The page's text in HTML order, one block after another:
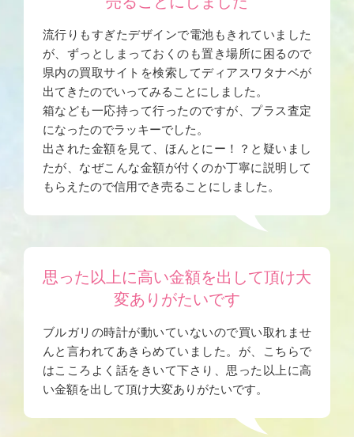
流行りもすぎたデザインで電池もきれていました
が、ずっとしまっておくのも置き場所に困るので
県内の買取サイトを検索してディアスワタナベが
出てきたのでいってみることにしました。
箱なども一応持って行ったのですが、プラス査定
になったのでラッキーでした。
出された金額を見て、ほんとにー！？と疑いまし
たが、なぜこんな金額が付くのか丁寧に説明して
もらえたので信用でき売ることにしました。
思った以上に高い金額を出して頂け大
変ありがたいです
ブルガリの時計が動いていないので買い取れませ
んと言われてあきらめていました。が、こちらで
はこころよく話をきいて下さり、思った以上に高
い金額を出して頂け大変ありがたいです。